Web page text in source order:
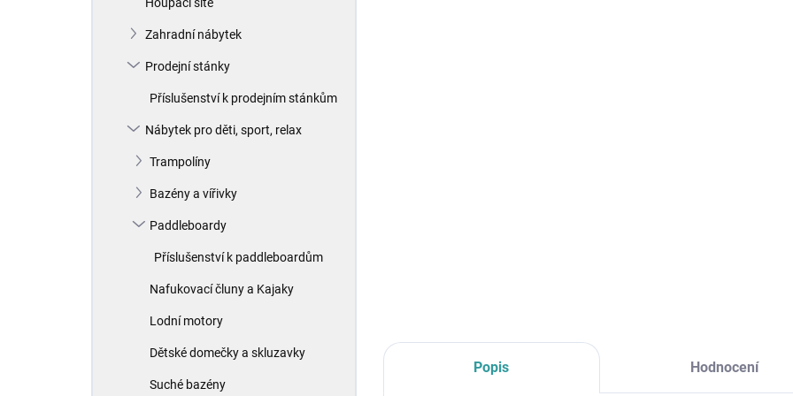
Zahradní nábytek
Prodejní stánky
Příslušenství k prodejním stánkům
Nábytek pro děti, sport, relax
Trampolíny
Bazény a vířivky
Paddleboardy
Příslušenství k paddleboardům
Nafukovací čluny a Kajaky
Lodní motory
Dětské domečky a skluzavky
Suché bazény
Popis Hodnocení